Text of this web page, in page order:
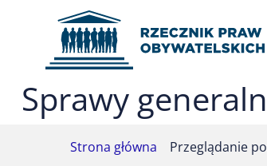
(nacisnij Enter)
Enter)
Sprawy
Strona główna Przeglądanie